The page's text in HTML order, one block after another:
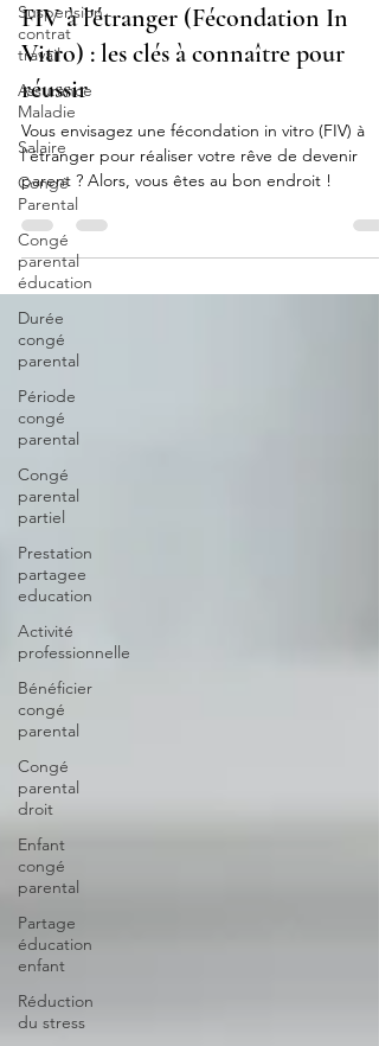
Suspension
contrat
travail
Assurance
Maladie
Salaire
Congé
Parental
Congé
parental
éducation
Durée
congé
parental
Période
congé
parental
Congé
parental
partiel
Prestation
partagee
education
Activité
professionnelle
Bénéficier
congé
parental
Congé
parental
droit
Enfant
congé
parental
Partage
éducation
enfant
Réduction
du stress
27 juin 2024
11 min de lecture
FIV à l'étranger (Fécondation In
Vitro) : les clés à connaître pour
réussir
Vous envisagez une fécondation in vitro (FIV) à
l'étranger pour réaliser votre rêve de devenir
parent ? Alors, vous êtes au bon endroit !